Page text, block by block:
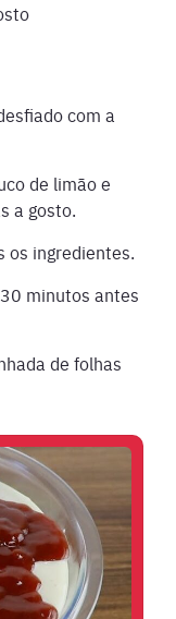
com a
de limão e
a gosto.
os ingredientes.
minutos antes
de folhas